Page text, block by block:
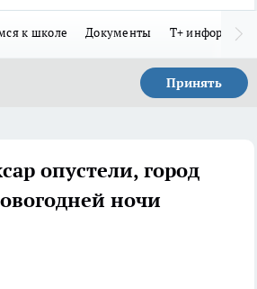
к школе Документы Т+
Принять
опустели, город
ночи